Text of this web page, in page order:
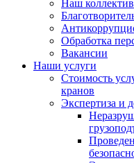
Наш коллектив
Обработка
Вакансии
Наши услуги
Стоимость
кранов
Экспертиза и